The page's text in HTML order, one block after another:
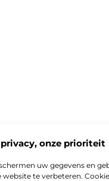
onze prioriteit
uw gegevens en
te verbeteren.